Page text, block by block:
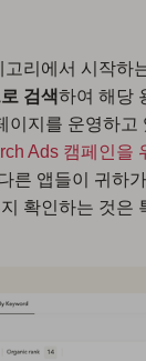
고리에서 시작하
검색하여 해당
이지를 운영하고
Ads 캠페인을
른 앱들이 귀하
확인하는 것은